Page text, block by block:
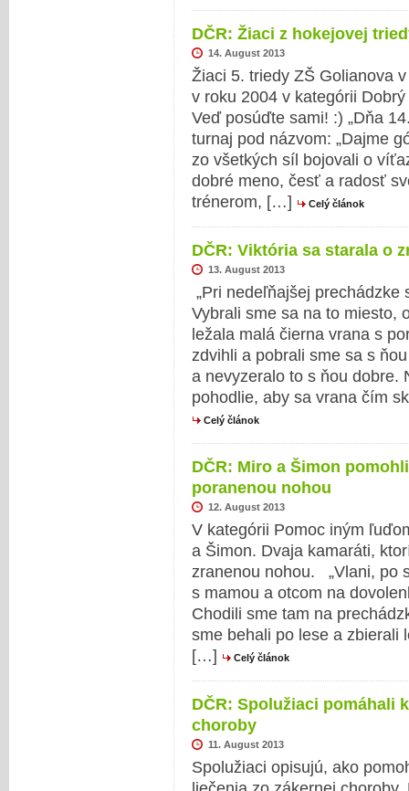
DČR: Žiaci z hokejovej
14. August 2013
Žiaci 5. triedy ZŠ Golianova
v roku 2004 v kategórii
Veď posúďte sami! :) „Dňa
turnaj pod názvom: „Dajme
zo všetkých síl bojovali o
dobré meno, česť a radosť
trénerom, […]
Celý článok
DČR: Viktória sa starala o
13. August 2013
„Pri nedeľňajšej prechádzke
Vybrali sme sa na to miesto,
ležala malá čierna vrana s
zdvihli a pobrali sme sa s
a nevyzeralo to s ňou dobre.
pohodlie, aby sa vrana čím
Celý článok
DČR: Miro a Šimon
poranenou nohou
12. August 2013
V kategórii Pomoc iným
a Šimon. Dvaja kamaráti,
zranenou nohou. „Vlani, po
s mamou a otcom na
Chodili sme tam na
sme behali po lese a zbierali
[…]
Celý článok
DČR: Spolužiaci pomáhali
choroby
11. August 2013
Spolužiaci opisujú, ako